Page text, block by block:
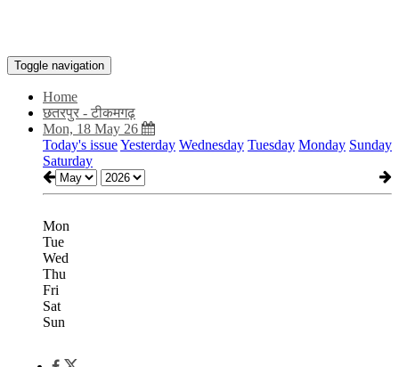
Toggle navigation
Home
छतरपुर - टीकमगढ़
Mon, 18 May 26
Today's issueYesterday Wednesday Tuesday Monday Sunday
Saturday
Mon
Tue
Wed
Thu
Fri
Sat
Sun